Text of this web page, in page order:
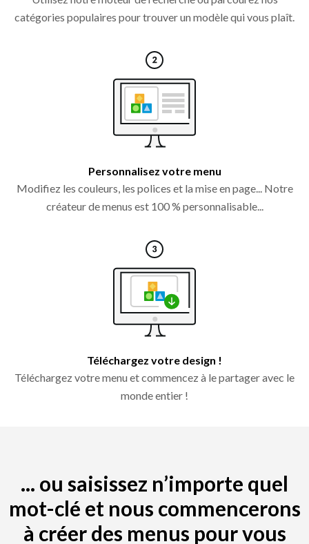
catégories populaires pour trouver un modèle qui vous plaît.
Personnalisez votre menu
Modifiez les couleurs, les polices et la mise en page... Notre
créateur de menus est 100 % personnalisable...
Téléchargez votre design !
Téléchargez votre menu et commencez à le partager avec le
monde entier !
... ou saisissez n’importe quel
mot-clé et nous commencerons
à créer des menus pour vous